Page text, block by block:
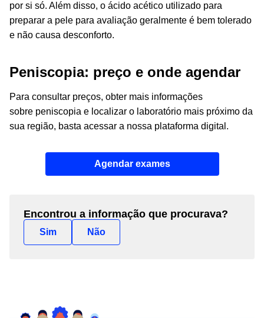
por si só. Além disso, o ácido acético utilizado para
preparar a pele para avaliação geralmente é bem tolerado
e não causa desconforto.
Peniscopia: preço e onde agendar
Para consultar preços, obter mais informações
sobre peniscopia e localizar o laboratório mais próximo da
sua região, basta acessar a nossa plataforma digital.
Agendar exames
Encontrou a informação que procurava?
Sim Não